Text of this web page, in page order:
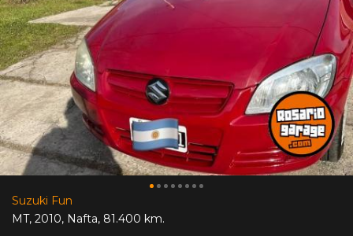
Suzuki Fun
MT, 2010, Nafta, 81.400 km.